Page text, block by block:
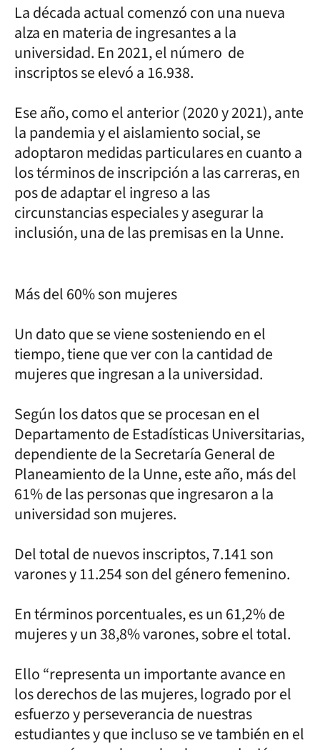
La década actual comenzó con una nueva
alza en materia de ingresantes a la
universidad. En 2021, el número de
inscriptos se elevó a 16.938.
Ese año, como el anterior (2020 y 2021), ante
la pandemia y el aislamiento social, se
adoptaron medidas particulares en cuanto a
los términos de inscripción a las carreras, en
pos de adaptar el ingreso a las
circunstancias especiales y asegurar la
inclusión, una de las premisas en la Unne.
Más del 60% son mujeres
Un dato que se viene sosteniendo en el
tiempo, tiene que ver con la cantidad de
mujeres que ingresan a la universidad.
Según los datos que se procesan en el
Departamento de Estadísticas Universitarias,
dependiente de la Secretaría General de
Planeamiento de la Unne, este año, más del
61% de las personas que ingresaron a la
universidad son mujeres.
Del total de nuevos inscriptos, 7.141 son
varones y 11.254 son del género femenino.
En términos porcentuales, es un 61,2% de
mujeres y un 38,8% varones, sobre el total.
Ello “representa un importante avance en
los derechos de las mujeres, logrado por el
esfuerzo y perseverancia de nuestras
estudiantes y que incluso se ve también en el